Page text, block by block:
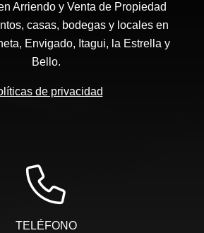
Arriendo y Venta de Propiedad
casas, bodegas y locales en
Envigado, Itagui, la Estrella y
Bello.
de privacidad
TELÉFONO